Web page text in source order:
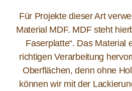
Für Projekte dieser Art
Material MDF. MDF steht
Faserplatte“. Das Material
richtigen Verarbeitung
Oberflächen, denn ohne
können wir mit der